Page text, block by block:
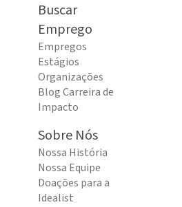
Buscar
Emprego
Empregos
Estágios
Organizações
Blog Carreira de
Impacto
Sobre Nós
Nossa História
Nossa Equipe
Doações para a
Idealist